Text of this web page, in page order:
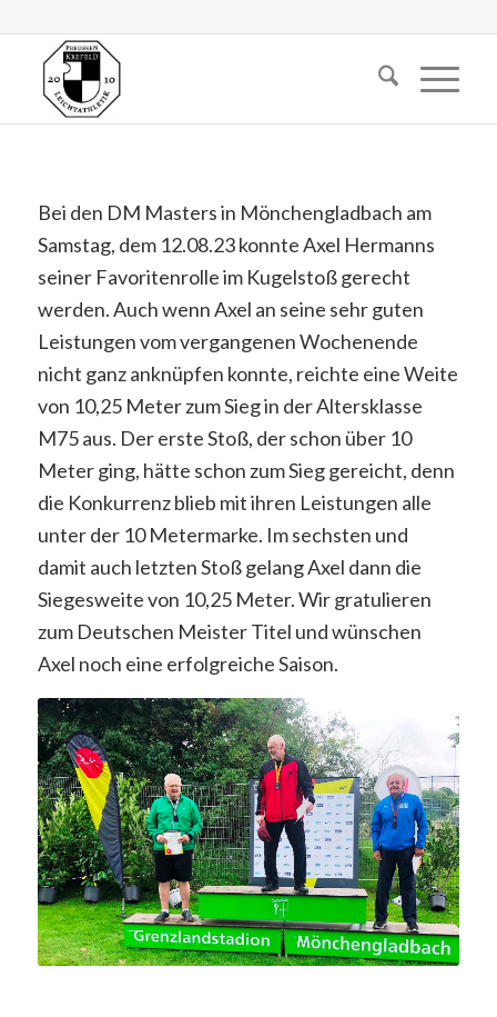
Bei den DM Masters in Mönchengladbach am
Samstag, dem 12.08.23 konnte Axel Hermanns
seiner Favoritenrolle im Kugelstoß gerecht
werden. Auch wenn Axel an seine sehr guten
Leistungen vom vergangenen Wochenende
nicht ganz anknüpfen konnte, reichte eine Weite
von 10,25 Meter zum Sieg in der Altersklasse
M75 aus. Der erste Stoß, der schon über 10
Meter ging, hätte schon zum Sieg gereicht, denn
die Konkurrenz blieb mit ihren Leistungen alle
unter der 10 Metermarke. Im sechsten und
damit auch letzten Stoß gelang Axel dann die
Siegesweite von 10,25 Meter. Wir gratulieren
zum Deutschen Meister Titel und wünschen
Axel noch eine erfolgreiche Saison.